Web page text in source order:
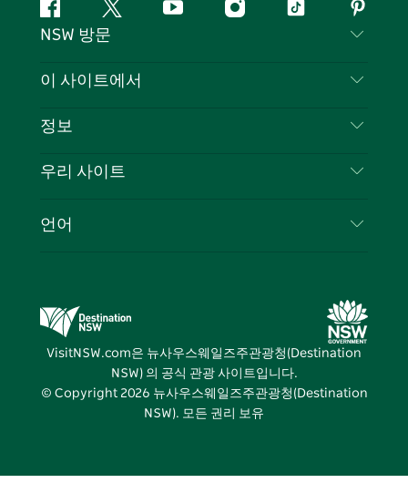
페
이
북
지
다
유
인
틱
핀
터
스
NSW 방문
문의하기
쿠키 고지
이 사이트에서
목적지
이벤트
정보
여행 정보
뉴사우스웨일즈주 의 사업
우리 사이트
뉴사우스웨일즈주관광청(Destination NSW) 미디
어 센터
비비드 시드니(Vivid Sydney)
언어
VisitNSW.com은 뉴사우스웨일즈주관광청(Destination
NSW) 의 공식 관광 사이트입니다.
© Copyright 2026 뉴사우스웨일즈주관광청(Destination
NSW). 모든 권리 보유